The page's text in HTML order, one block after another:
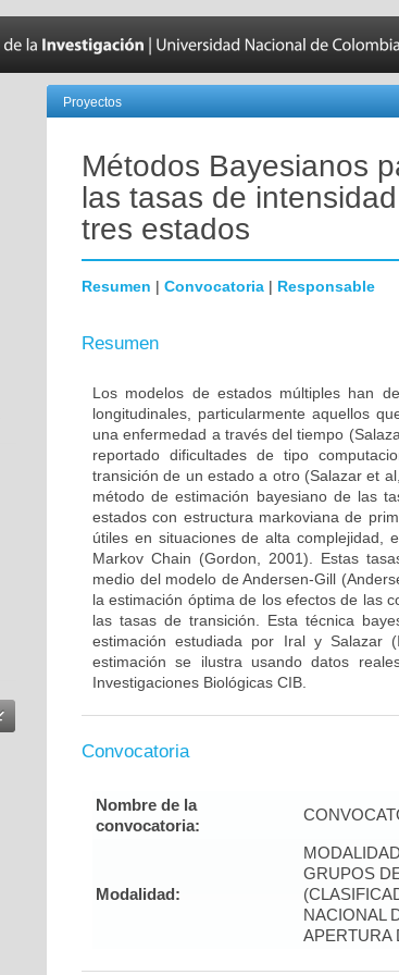
Proyectos
Métodos Bayesianos
las tasas de
tres estados
Resumen | Convocatoria | Responsable
Resumen
Los modelos de estados múltiples han
longitudinales, particularmente aquellos
una enfermedad a través del tiempo
reportado dificultades de tipo
transición de un estado a otro (Salazar et
método de estimación bayesiano de las
estados con estructura markoviana de
útiles en situaciones de alta complejidad,
Markov Chain (Gordon, 2001). Estas
medio del modelo de Andersen-Gill
la estimación óptima de los efectos de las
las tasas de transición. Esta técnica
estimación estudiada por Iral y Salazar
estimación se ilustra usando datos
Investigaciones Biológicas CIB.
Convocatoria
Nombre de la
convocatoria:
Modalidad:
GRUPOS
NACIONAL
APERTURA